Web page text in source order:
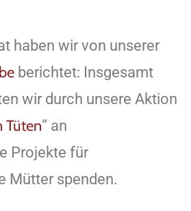
haben wir von unserer
berichtet: Insgesamt
wir durch unsere Aktion
Tüten“ an
Projekte für
Mütter spenden.